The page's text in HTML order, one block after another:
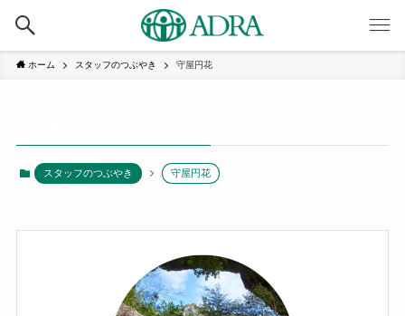
ホーム スタッフのつぶやき 守屋円花
スタッフのつぶやき 守屋円花